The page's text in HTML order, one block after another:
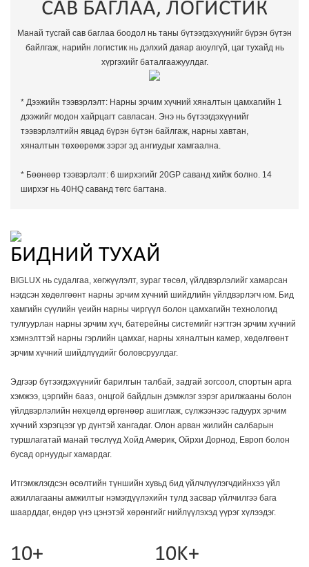
САВ БАГЛАА, ЛОГИСТИК
Манай тусгай сав баглаа боодол нь таны бүтээгдэхүүнийг бүрэн бүтэн
байлгаж, нарийн логистик нь дэлхий даяар аюулгүй, цаг тухайд нь
хүргэхийг баталгаажуулдаг.
* Дээжийн тээвэрлэлт: Нарны эрчим хүчний хяналтын цамхагийн 1
дээжийг модон хайрцагт савласан. Энэ нь бүтээгдэхүүнийг
тээвэрлэлтийн явцад бүрэн бүтэн байлгаж, нарны хавтан,
хяналтын төхөөрөмж зэрэг эд ангиудыг хамгаална.
* Бөөнөөр тээвэрлэлт: 6 ширхэгийг 20GP саванд хийж болно. 14
ширхэг нь 40HQ саванд төгс багтана.
БИДНИЙ ТУХАЙ
BIGLUX нь судалгаа, хөгжүүлэлт, зураг төсөл, үйлдвэрлэлийг хамарсан
нэгдсэн хөдөлгөөнт нарны эрчим хүчний шийдлийн үйлдвэрлэгч юм. Бид
хамгийн сүүлийн үеийн нарны чиргүүл болон цамхагийн технологид
тулгуурлан нарны эрчим хүч, батерейны системийг нэгтгэн эрчим хүчний
хэмнэлттэй нарны гэрлийн цамхаг, нарны хяналтын камер, хөдөлгөөнт
эрчим хүчний шийдлүүдийг боловсруулдаг.
Эдгээр бүтээгдэхүүнийг барилгын талбай, задгай зогсоол, спортын арга
хэмжээ, цэргийн бааз, онцгой байдлын дэмжлэг зэрэг арилжааны болон
үйлдвэрлэлийн нөхцөлд өргөнөөр ашиглаж, сүлжээнээс гадуурх эрчим
хүчний хэрэгцээг үр дүнтэй хангадаг. Олон арван жилийн салбарын
туршлагатай манай төслүүд Хойд Америк, Ойрхи Дорнод, Европ болон
бусад орнуудыг хамардаг.
Итгэмжлэгдсэн өсөлтийн түншийн хувьд бид үйлчлүүлэгчдийнхээ үйл
ажиллагааны амжилтыг нэмэгдүүлэхийн тулд засвар үйлчилгээ бага
шаарддаг, өндөр үнэ цэнэтэй хөрөнгийг нийлүүлэхэд үүрэг хүлээдэг.
10+ 10K+